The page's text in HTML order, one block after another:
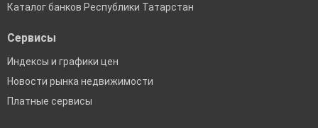
Каталог банков Республики Татарстан
Сервисы
Индексы и графики цен
Новости рынка недвижимости
Платные сервисы